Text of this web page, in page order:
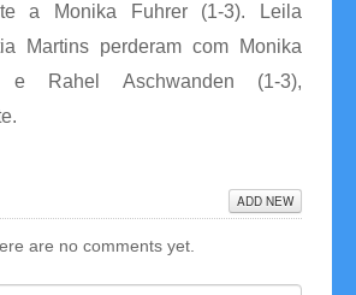
a Monika Fuhrer (1-3). Leila
Martins perderam com Monika
e Rahel Aschwanden (1-3),
ADD NEW
are no comments yet.